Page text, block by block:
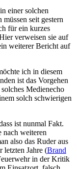
einer solchen
seit gestern
für ein kurzes
verweisen sie auf
weiterer Bericht auf
ich in diesem
ist das Vorgehen
Medienecho
solch schwierigen
ist nunmal Fakt.
nach weiteren
also das Ruder aus
letzten Jahre (Brand
in der Kritik